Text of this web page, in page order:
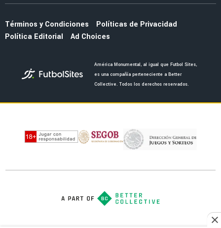
Términos y Condiciones
Políticas de Privacidad
Política Editorial
Ad Choices
América Monumental, al igual que Futbol Sites,
es una compañía perteneciente a Better
Collective. Todos los derechos reservados.